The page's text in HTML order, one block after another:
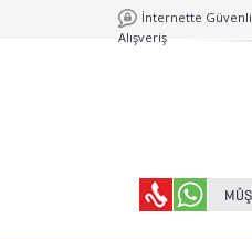
İnternette Güvenli
Alışveriş